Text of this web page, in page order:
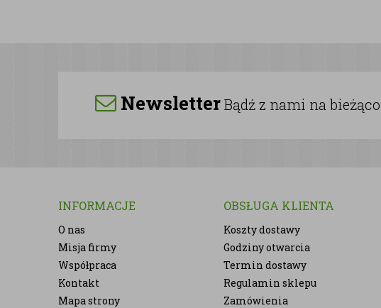
NewsletterBądź z nami na
INFORMACJE
O nas
Misja firmy
Współpraca
Kontakt
Mapa strony
OBSŁUGA KLIENTA
Koszty dostawy
Godziny otwarcia
Termin dostawy
Regulamin sklepu
Zamówienia